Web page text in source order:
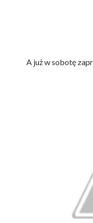
A już w sobotę